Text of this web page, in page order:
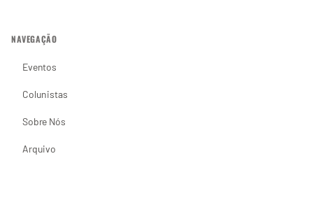
NAVEGAÇÃO
Eventos
Colunistas
Sobre Nós
Arquivo